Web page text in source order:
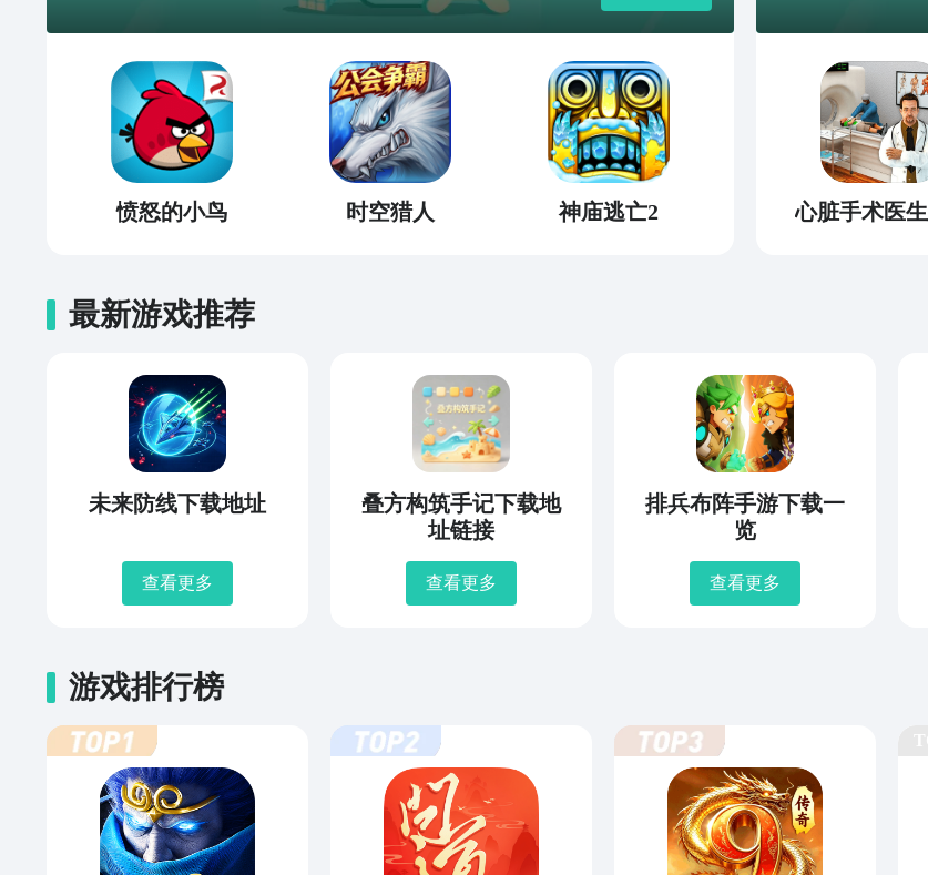
愤怒的小鸟 时空猎人 神庙逃亡2
最新游戏推荐
未来防线下载地址
查看更多
叠方构筑手记下载地
址链接
查看更多
排兵布阵手游下载一
览
查看更多
游戏排行榜